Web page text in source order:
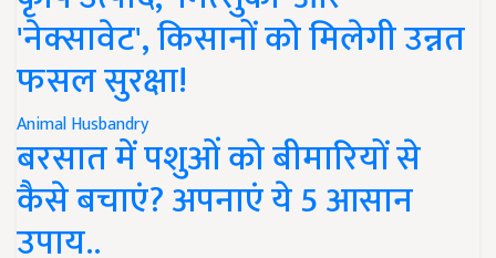
'नेक्सावेट', किसानों को मिलेगी उन्नत
फसल सुरक्षा!
Animal Husbandry
बरसात में पशुओं को बीमारियों से
कैसे बचाएं? अपनाएं ये 5 आसान
उपाय..